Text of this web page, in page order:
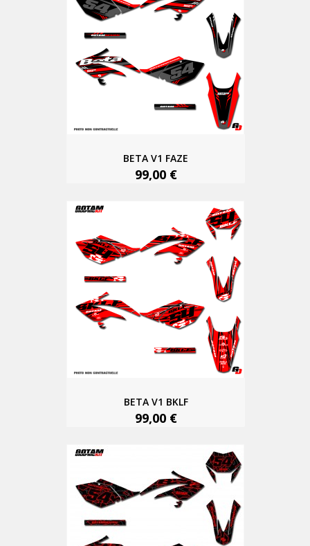
BETA V1 FAZE
99,00 €
BETA V1 BKLF
99,00 €